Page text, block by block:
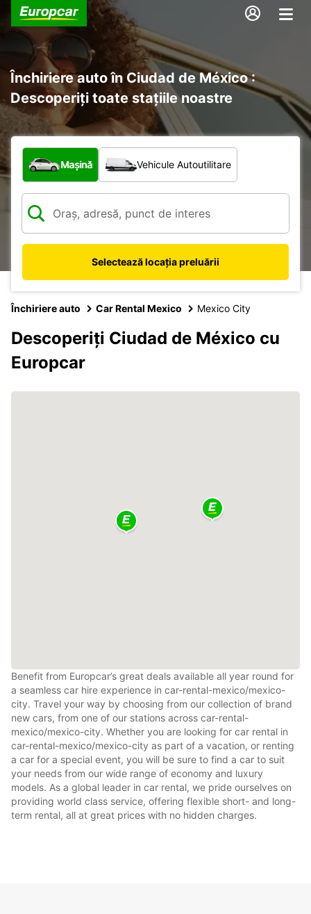
Închiriere auto în Ciudad de México :
Descoperiți toate stațiile noastre
Ce tip de vehicul?
Mașină Vehicule Autoutilitare
Selectează locația preluării
Închiriere auto Car Rental Mexico Mexico City
Descoperiți Ciudad de México cu
Europcar
Benefit from Europcar’s great deals available all year round for
a seamless car hire experience in car-rental-mexico/mexico-
city. Travel your way by choosing from our collection of brand
new cars, from one of our stations across car-rental-
mexico/mexico-city. Whether you are looking for car rental in
car-rental-mexico/mexico-city as part of a vacation, or renting
a car for a special event, you will be sure to find a car to suit
your needs from our wide range of economy and luxury
models. As a global leader in car rental, we pride ourselves on
providing world class service, offering flexible short- and long-
term rental, all at great prices with no hidden charges.